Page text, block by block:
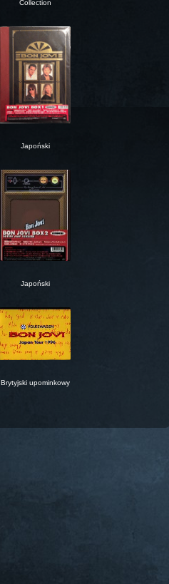
Collection
Japoński
Japoński
Brytyjski upominkowy